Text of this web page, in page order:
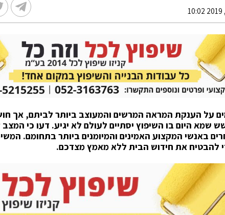
על הענקת המראה המרשים והמעוצב ביותר לביתם, אך
שמא היום בו השיפוץ יסתיים לעולם לא יגיע. דעו כי המצב
באנשי המקצוע האמינים והמיומנים ביותר בתחומם.
להבטיח את חידוש הבית ללא מאמץ מצדכם.